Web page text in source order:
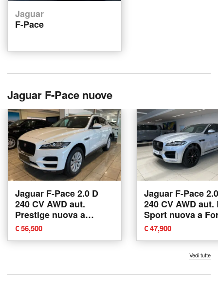
Jaguar
F-Pace
Jaguar F-Pace nuove
Jaguar F-Pace 2.0 D
240 CV AWD aut.
Prestige nuova a
Agliana
€ 56,500
Jaguar F-Pace
240 CV AWD aut.
Sport nuova a
€ 47,900
Vedi tutte